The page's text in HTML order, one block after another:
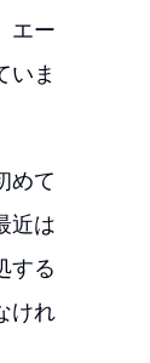
エー
いま
めて
近は
する
けれ